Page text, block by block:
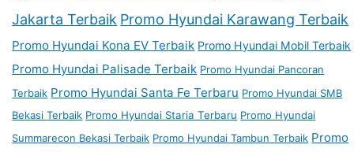
Jakarta Terbaik Promo Hyundai Karawang Terbaik
Promo Hyundai Kona EV Terbaik Promo Hyundai Mobil Terbaik
Promo Hyundai Palisade Terbaik Promo Hyundai Pancoran
Terbaik Promo Hyundai Santa Fe Terbaru Promo Hyundai SMB
Bekasi Terbaik Promo Hyundai Staria Terbaru Promo Hyundai
Summarecon Bekasi Terbaik Promo Hyundai Tambun Terbaik Promo